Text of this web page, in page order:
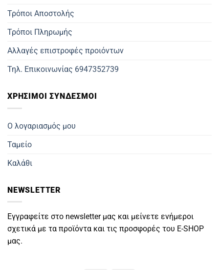
Τρόποι Αποστολής
Τρόποι Πληρωμής
Αλλαγές επιστροφές προιόντων
Τηλ. Επικοινωνίας 6947352739
ΧΡΗΣΙΜΟΙ ΣΥΝΔΕΣΜΟΙ
Ο λογαριασμός μου
Ταμείο
Καλάθι
NEWSLETTER
Εγγραφείτε στο newsletter μας και μείνετε ενήμεροι
σχετικά με τα προϊόντα και τις προσφορές του E-SHOP
μας.